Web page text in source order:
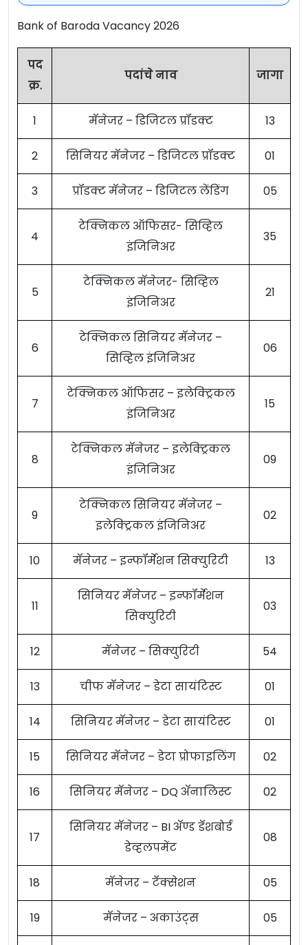
Bank of Baroda Vacancy 2026
पद
क्र.
पदांचे नाव जागा
1 मॅनेजर – डिजिटल प्रॉडक्ट 13
2 सिनियर मॅनेजर – डिजिटल प्रॉडक्ट 01
3 प्रॉडक्ट मॅनेजर – डिजिटल लेंडिंग 05
4
टेक्निकल ऑफिसर- सिव्हिल
इंजिनिअर
35
5
टेक्निकल मॅनेजर- सिव्हिल
इंजिनिअर
21
6
टेक्निकल सिनियर मॅनेजर –
सिव्हिल इंजिनिअर
06
7
टेक्निकल ऑफिसर – इलेक्ट्रिकल
इंजिनिअर
15
8
टेक्निकल मॅनेजर – इलेक्ट्रिकल
इंजिनिअर
09
9
टेक्निकल सिनियर मॅनेजर –
इलेक्ट्रिकल इंजिनिअर
02
10 मॅनेजर – इन्फॉर्मेशन सिक्युरिटी 13
11
सिनियर मॅनेजर – इन्फॉर्मेशन
सिक्युरिटी
03
12 मॅनेजर – सिक्युरिटी 54
13 चीफ मॅनेजर – डेटा सायंटिस्ट 01
14 सिनियर मॅनेजर – डेटा सायंटिस्ट 01
15 सिनियर मॅनेजर – डेटा प्रोफाइलिंग 02
16 सिनियर मॅनेजर – DQ अ‍ॅनालिस्ट 02
17
सिनियर मॅनेजर – BI अ‍ॅण्ड डॅशबोर्ड
डेव्हलपमेंट
08
18 मॅनेजर – टॅक्सेशन 05
19 मॅनेजर – अकाउंट्स 05